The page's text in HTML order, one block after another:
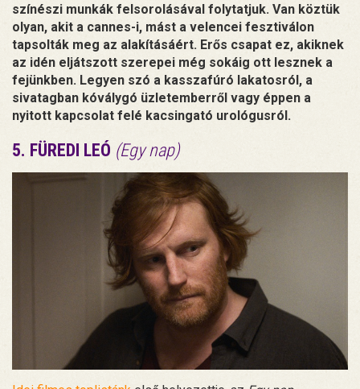
színészi munkák felsorolásával folytatjuk. Van köztük
olyan, akit a cannes-i, mást a velencei fesztiválon
tapsolták meg az alakításáért. Erős csapat ez, akiknek
az idén eljátszott szerepei még sokáig ott lesznek a
fejünkben. Legyen szó a kasszafúró lakatosról, a
sivatagban kóválygó üzletemberről vagy éppen a
nyitott kapcsolat felé kacsingató urológusról.
5. FÜREDI LEÓ (Egy nap)